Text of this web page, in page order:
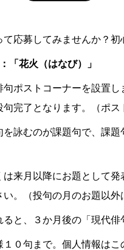
応募してみませんか？ 初
「花火（はなび）」
ポストコーナーを設置
完了となります。（ポス
詠むのが課題句で、課
来月以降にお題として
。（投句の月のお題以外
と、３か月後の「現代俳
０句まで。個人情報はこ